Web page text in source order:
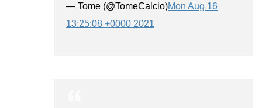
— Tome (@TomeCalcio)Mon Aug 16
13:25:08 +0000 2021